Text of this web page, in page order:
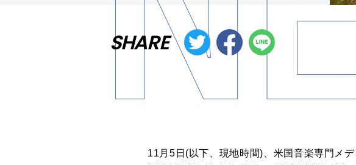
SHARE
11月5日(以下、現地時間)、米国音楽専門メ